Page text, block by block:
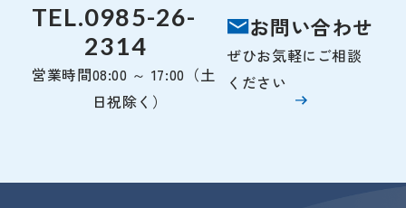
TEL.0985-26-
2314
営業時間08:00 ～ 17:00（土
日祝除く）
お問い合わせ
ぜひお気軽にご相談
ください